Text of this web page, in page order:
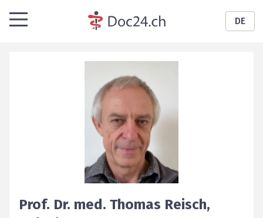
DE
Prof. Dr. med. Thomas Reisch,